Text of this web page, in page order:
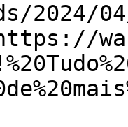
2024/